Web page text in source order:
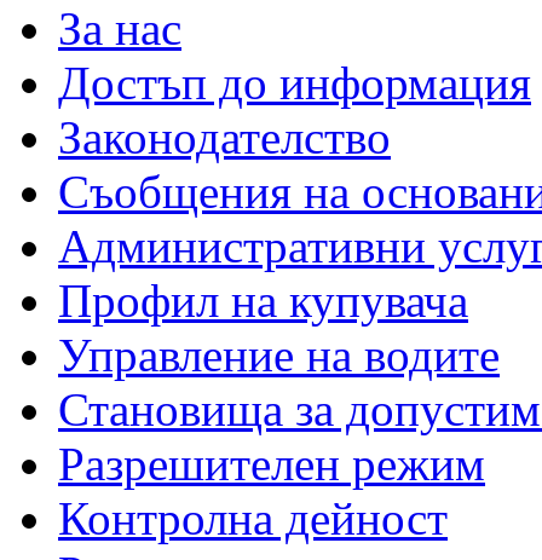
За нас
Достъп до информация
Законодателство
Съобщения на
Административни
Профил на купувача
Управление на водите
Становища за
Разрешителен режим
Контролна дейност